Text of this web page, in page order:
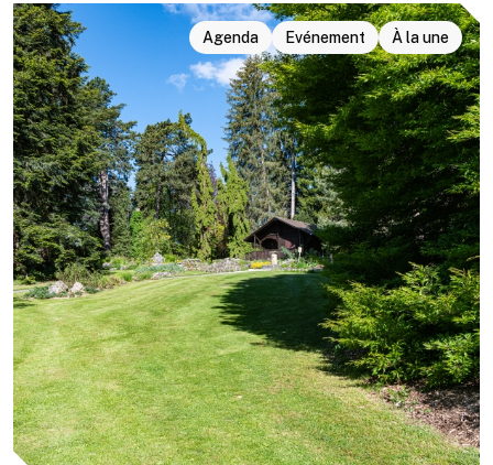
Agenda Evénement À la une